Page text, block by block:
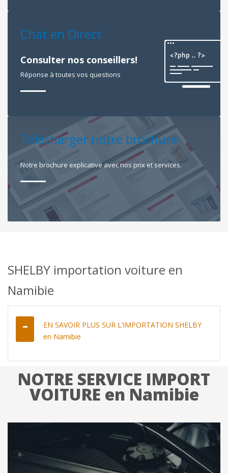
Chat en Direct
Consulter nos conseillers!
Réponse à toutes vos questions
Télécharger notre brochure
Notre brochure explicative avec nos prix et services.
SHELBY importation voiture en
Namibie
EN SAVOIR PLUS SUR L’IMPORTATION SHELBY
en Namibie
NOTRE SERVICE IMPORT
VOITURE en Namibie